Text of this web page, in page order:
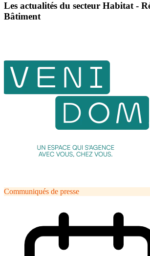
Les actualités du secteur Habitat -
Bâtiment
Communiqués de presse